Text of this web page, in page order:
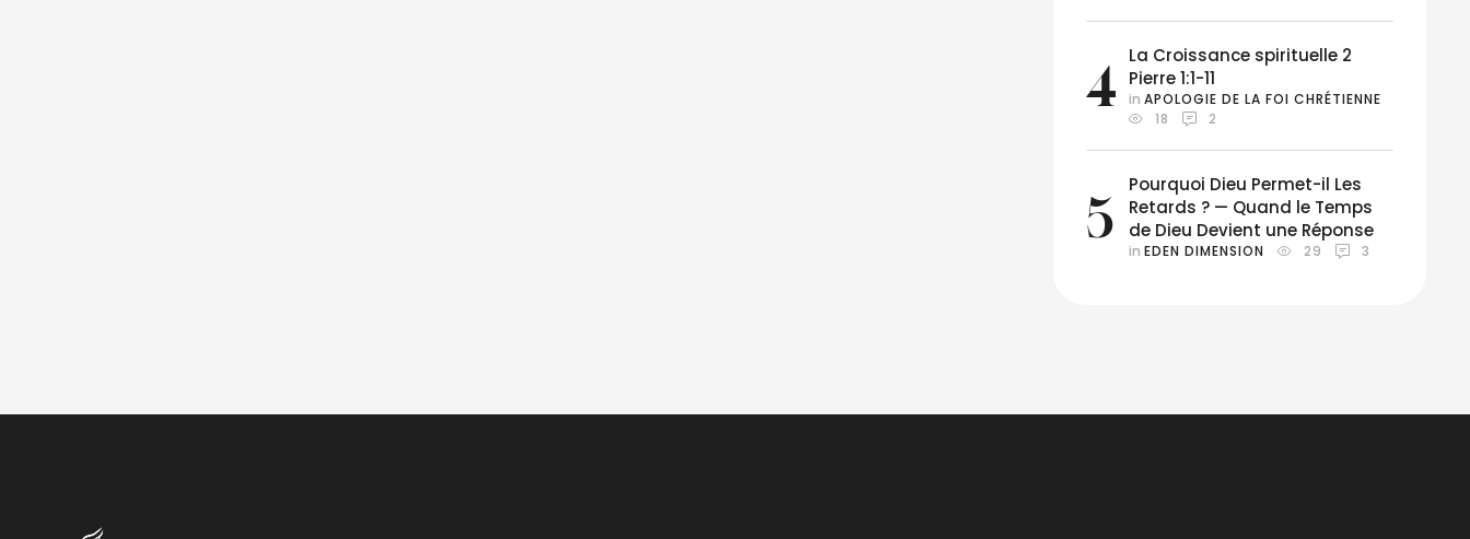
4
La Croissance spirituelle 2
Pierre 1:1-11
in APOLOGIE DE LA FOI CHRÉTIENNE
18
2
5
Pourquoi Dieu Permet-il Les
Retards ? — Quand le Temps
de Dieu Devient une Réponse
in EDEN DIMENSION 29 3